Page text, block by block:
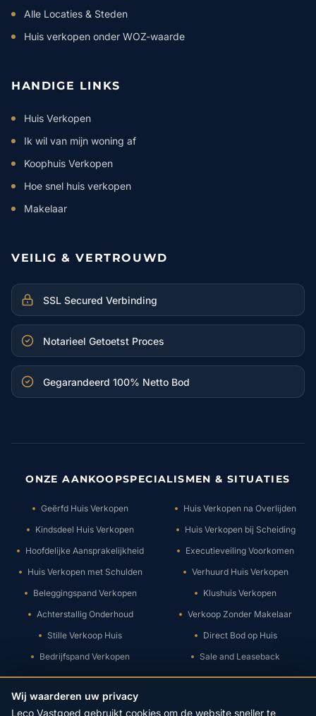
Alle Locaties & Steden
Huis verkopen onder WOZ-waarde
HANDIGE LINKS
Huis Verkopen
Ik wil van mijn woning af
Koophuis Verkopen
Hoe snel huis verkopen
Makelaar
VEILIG & VERTROUWD
SSL Secured Verbinding
Notarieel Getoetst Proces
Gegarandeerd 100% Netto Bod
ONZE AANKOOPSPECIALISMEN & SITUATIES
Geërfd Huis Verkopen
Huis Verkopen na Overlijden
Kindsdeel Huis Verkopen
Huis Verkopen bij Scheiding
Hoofdelijke Aansprakelijkheid
Executieveiling Voorkomen
Huis Verkopen met Schulden
Verhuurd Huis Verkopen
Beleggingspand Verkopen
Klushuis Verkopen
Achterstallig Onderhoud
Verkoop Zonder Makelaar
Stille Verkoop Huis
Direct Bod op Huis
Bedrijfspand Verkopen
Sale and Leaseback
© 2026 Leco Vastgoed B.V. - Alle rechten voorbehouden.
Wij waarderen uw privacy
Leco Vastgoed gebruikt cookies om de website sneller te